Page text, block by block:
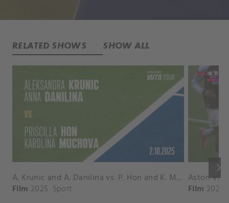
RELATED SHOWS SHOW ALL
keyboard_arrow_right
A. Krunic and A. Danilina vs. P. Hon and K. Muchova Match Highlights - BEIJING_Capital Group Diamond ( October 02, 2025)
Film 2025 Sport Film 2026